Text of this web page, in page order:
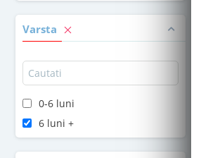
Varsta
0-6 luni
6 luni +